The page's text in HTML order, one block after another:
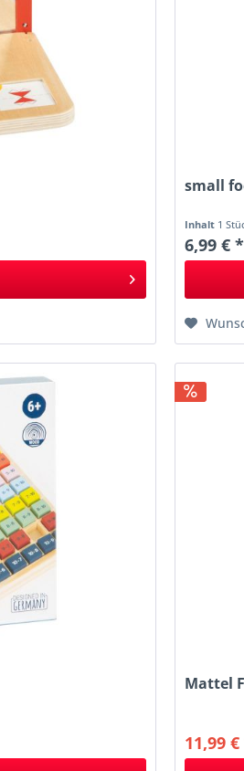
small
Inhalt 1
6,99 € *
Mattel
11,99